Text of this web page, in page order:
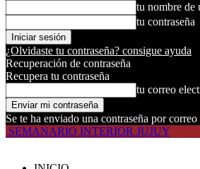
tu nombre de
tu contraseña
¿Olvidaste tu contraseña? consigue ayuda
Recuperación de contraseña
Recupera tu contraseña
tu correo
Se te ha enviado una contraseña por
SEMANARIO INTERIOR JUJUY